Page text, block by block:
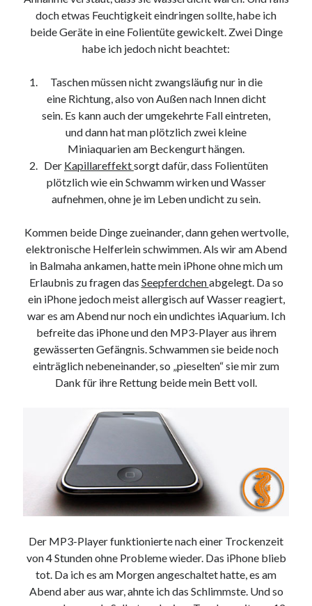
Neueste Kommentare
chris
zuVGN-P11Z auf SSD
zuVGN-P11Z auf SSD
zuVGN-P11Z Downgrade
VGN-P11Z auf SSD
Kategorien
Allgemein
Gadgets
Mikrocontroller
Nützliches
Raspberry
Youtube
Impressum / Datenschutz
RSS Feed
Arduino und BME 280
doch etwas Feuchtigkeit eindringen sollte, habe ich
beide Geräte in eine Folientüte gewickelt. Zwei Dinge
habe ich jedoch nicht beachtet:
Taschen müssen nicht zwangsläufig nur in die
eine Richtung, also von Außen nach Innen dicht
sein. Es kann auch der umgekehrte Fall eintreten,
und dann hat man plötzlich zwei kleine
Miniaquarien am Beckengurt hängen.
Der Kapillareffektsorgt dafür, dass Folientüten
plötzlich wie ein Schwamm wirken und Wasser
aufnehmen, ohne je im Leben undicht zu sein.
Kommen beide Dinge zueinander, dann gehen wertvolle,
elektronische Helferlein schwimmen. Als wir am Abend
in Balmaha ankamen, hatte mein iPhone ohne mich um
Erlaubnis zu fragen das Seepferdchenabgelegt. Da so
ein iPhone jedoch meist allergisch auf Wasser reagiert,
war es am Abend nur noch ein undichtes iAquarium. Ich
befreite das iPhone und den MP3-Player aus ihrem
gewässerten Gefängnis. Schwammen sie beide noch
einträglich nebeneinander, so „pieselten“ sie mir zum
Dank für ihre Rettung beide mein Bett voll.
Der MP3-Player funktionierte nach einer Trockenzeit
von 4 Stunden ohne Probleme wieder. Das iPhone blieb
tot. Da ich es am Morgen angeschaltet hatte, es am
Abend aber aus war, ahnte ich das Schlimmste. Und so